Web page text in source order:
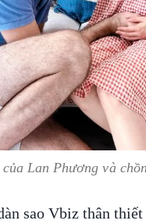
Lan Phương và
sao Vbiz thân